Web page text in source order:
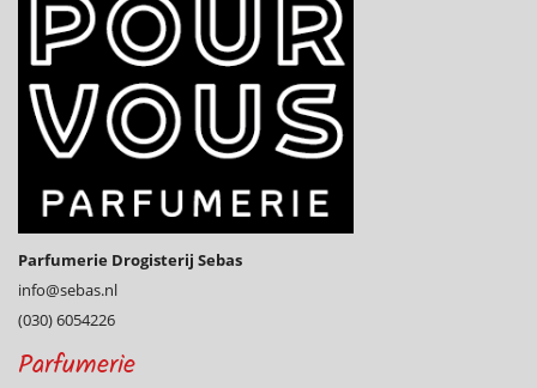
Parfumerie Drogisterij Sebas
info@­sebas.nl
(030) 6054226
Parfumerie